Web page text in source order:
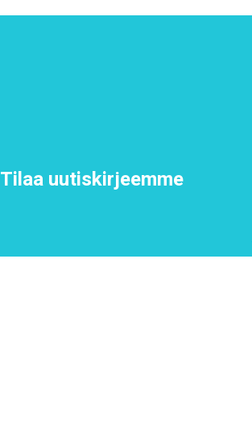
Tilaa uutiskirjeemme